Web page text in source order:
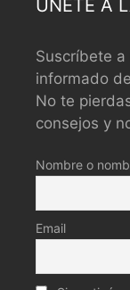
UNETE A
Suscríbete
informado
No te
consejos y
Nombre o
Email